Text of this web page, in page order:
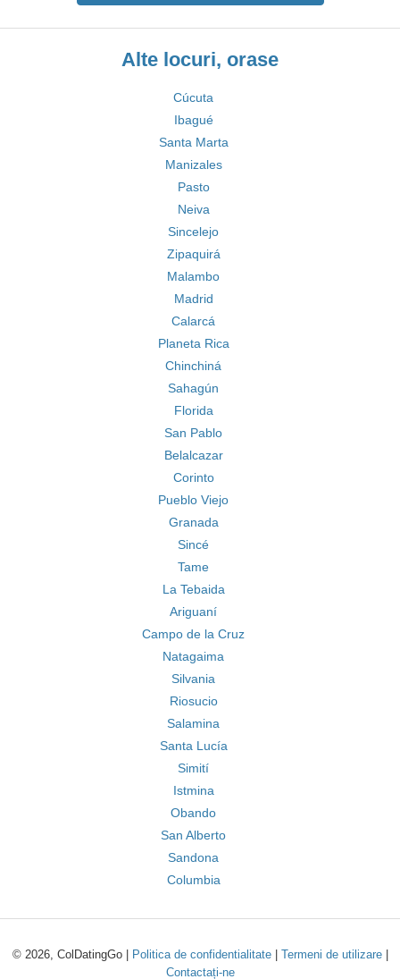
Alte locuri, orase
Cúcuta
Ibagué
Santa Marta
Manizales
Pasto
Neiva
Sincelejo
Zipaquirá
Malambo
Madrid
Calarcá
Planeta Rica
Chinchiná
Sahagún
Florida
San Pablo
Belalcazar
Corinto
Pueblo Viejo
Granada
Sincé
Tame
La Tebaida
Ariguaní
Campo de la Cruz
Natagaima
Silvania
Riosucio
Salamina
Santa Lucía
Simití
Istmina
Obando
San Alberto
Sandona
Columbia
© 2026, ColDatingGo | Politica de confidentialitate| Termeni de utilizare|
Contactați-ne